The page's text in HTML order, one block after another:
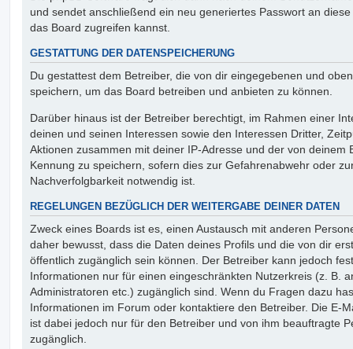
und sendet anschließend ein neu generiertes Passwort an
das Board zugreifen kannst.
GESTATTUNG DER DATENSPEICHERUNG
Du gestattest dem Betreiber, die von dir eingegebenen und
speichern, um das Board betreiben und anbieten zu können.
Darüber hinaus ist der Betreiber berechtigt, im Rahmen einer
deinen und seinen Interessen sowie den Interessen Dritter,
Aktionen zusammen mit deiner IP-Adresse und der von deinem
Kennung zu speichern, sofern dies zur Gefahrenabwehr oder
Nachverfolgbarkeit notwendig ist.
REGELUNGEN BEZÜGLICH DER WEITERGABE DEINER DATEN
Zweck eines Boards ist es, einen Austausch mit anderen
daher bewusst, dass die Daten deines Profils und die von dir
öffentlich zugänglich sein können. Der Betreiber kann jedoch
Informationen nur für einen eingeschränkten Nutzerkreis (z. B.
Administratoren etc.) zugänglich sind. Wenn du Fragen dazu
Informationen im Forum oder kontaktiere den Betreiber. Die E-
ist dabei jedoch nur für den Betreiber und von ihm beauftragte
zugänglich.